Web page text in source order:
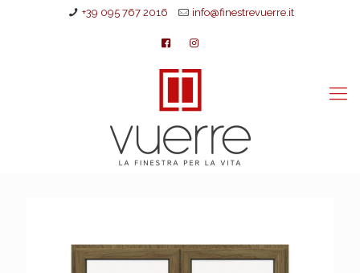
+39 095 767 2016 info@finestrevuerre.it